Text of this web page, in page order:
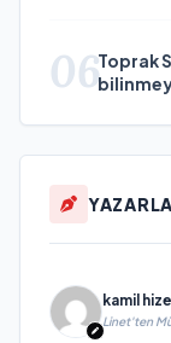
06Toprak
kamil
Linet'ten